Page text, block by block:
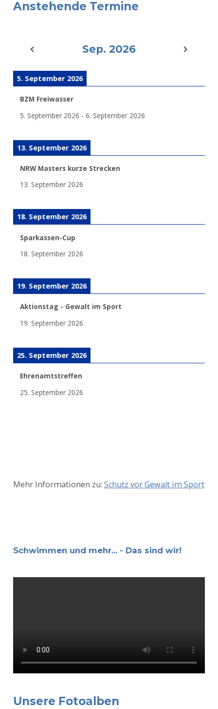
Anstehende Termine
Sep. 2026
5. September 2026
BZM Freiwasser
5. September 2026 - 6. September 2026
13. September 2026
NRW Masters kurze Strecken
13. September 2026
18. September 2026
Sparkassen-Cup
18. September 2026
19. September 2026
Aktionstag - Gewalt im Sport
19. September 2026
25. September 2026
Ehrenamtstreffen
25. September 2026
Mehr Informationen zu: Schutz vor Gewalt im Sport
Schwimmen und mehr... - Das sind wir!
Unsere Fotoalben